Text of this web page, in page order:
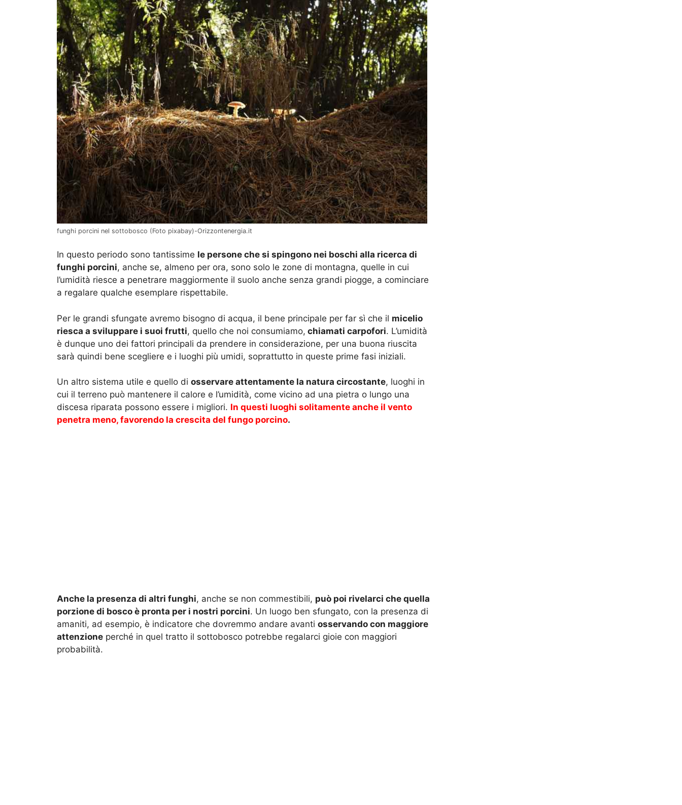
funghi porcini nel sottobosco (Foto pixabay)-Orizzontenergia.it
In questo periodo sono tantissime le persone che si spingono nei boschi alla ricerca di
funghi porcini, anche se, almeno per ora, sono solo le zone di montagna, quelle in cui
l’umidità riesce a penetrare maggiormente il suolo anche senza grandi piogge, a cominciare
a regalare qualche esemplare rispettabile.
Per le grandi sfungate avremo bisogno di acqua, il bene principale per far sì che il micelio
riesca a sviluppare i suoi frutti, quello che noi consumiamo, chiamati carpofori. L’umidità
è dunque uno dei fattori principali da prendere in considerazione, per una buona riuscita
sarà quindi bene scegliere e i luoghi più umidi, soprattutto in queste prime fasi iniziali.
Un altro sistema utile e quello di osservare attentamente la natura circostante, luoghi in
cui il terreno può mantenere il calore e l’umidità, come vicino ad una pietra o lungo una
discesa riparata possono essere i migliori. In questi luoghi solitamente anche il vento
penetra meno, favorendo la crescita del fungo porcino.
Anche la presenza di altri funghi, anche se non commestibili, può poi rivelarci che quella
porzione di bosco è pronta per i nostri porcini. Un luogo ben sfungato, con la presenza di
amaniti, ad esempio, è indicatore che dovremmo andare avanti osservando con maggiore
attenzione perché in quel tratto il sottobosco potrebbe regalarci gioie con maggiori
probabilità.